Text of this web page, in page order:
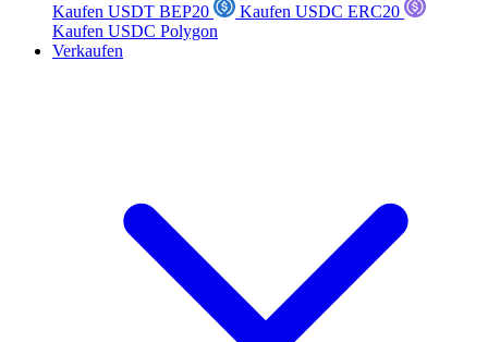
Kaufen USDT BEP20
Kaufen USDC ERC20
Kaufen USDC Polygon
Verkaufen